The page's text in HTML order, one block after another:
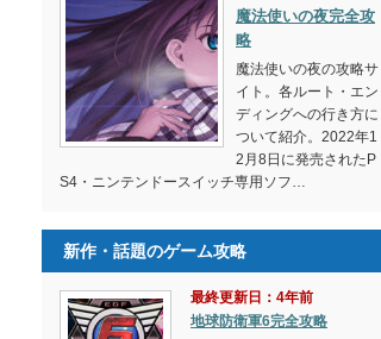
魔法使いの夜完全攻
略
魔法使いの夜の攻略サ
イト。各ルート・エン
ディングへの行き方に
ついて紹介。2022年1
2月8日に発売されたP
S4・ニンテンドースイッチ専用ソフ…
新作・話題のゲーム攻略
最終更新日：4年前
地球防衛軍6完全攻略